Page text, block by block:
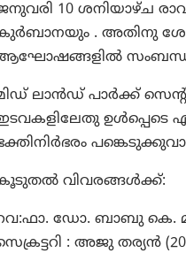
10 ശനിയാഴ്ച
. അതിനു
ലാൻഡ്‌ പാർക്ക്‌
വിവരങ്ങൾക്ക്:
ഡോ. ബാബു കെ.
: അജു തര്യൻ